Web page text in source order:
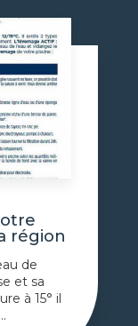
région
de
et sa
à 15° il